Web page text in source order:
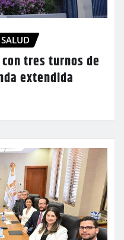
SALUD
tres turnos de
extendida